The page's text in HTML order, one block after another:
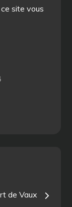
site vous
de Vaux